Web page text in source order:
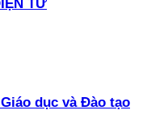
TỬ
dục và Đào tạo